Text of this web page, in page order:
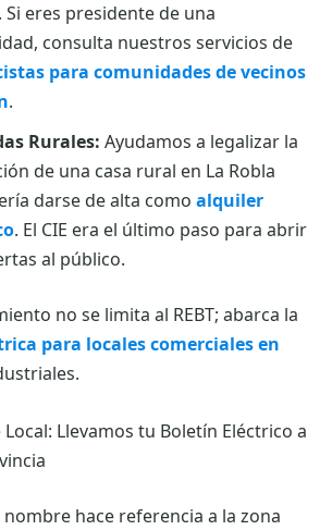
Si eres presidente de una
consulta nuestros servicios de
para comunidades de vecinos
.
Rurales: Ayudamos a legalizar la
de una casa rural en La Robla
darse de alta como alquiler
. El CIE era el último paso para abrir
al público.
no se limita al REBT; abarca la
para locales comerciales en
Llevamos tu Boletín Eléctrico a
hace referencia a la zona